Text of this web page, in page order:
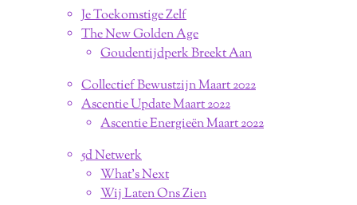
Je Toekomstige Zelf
The New Golden Age
Goudentijdperk Breekt Aan
Collectief Bewustzijn Maart 2022
Ascentie Update Maart 2022
Ascentie Energieën Maart 2022
5d Netwerk
What's Next
Wij Laten Ons Zien